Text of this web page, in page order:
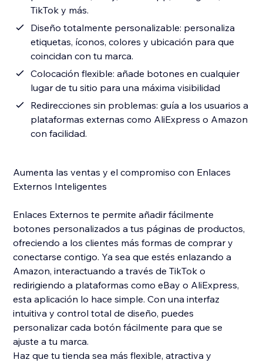
TikTok y más.
Diseño totalmente personalizable: personaliza
etiquetas, íconos, colores y ubicación para que
coincidan con tu marca.
Colocación flexible: añade botones en cualquier
lugar de tu sitio para una máxima visibilidad
Redirecciones sin problemas: guía a los usuarios a
plataformas externas como AliExpress o Amazon
con facilidad.
Aumenta las ventas y el compromiso con Enlaces
Externos Inteligentes
Enlaces Externos te permite añadir fácilmente
botones personalizados a tus páginas de productos,
ofreciendo a los clientes más formas de comprar y
conectarse contigo. Ya sea que estés enlazando a
Amazon, interactuando a través de TikTok o
redirigiendo a plataformas como eBay o AliExpress,
esta aplicación lo hace simple. Con una interfaz
intuitiva y control total de diseño, puedes
personalizar cada botón fácilmente para que se
ajuste a tu marca.
Haz que tu tienda sea más flexible, atractiva y